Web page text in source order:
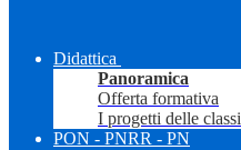
Didattica
Panoramica
Offerta formativa
I progetti delle classi
PON - PNRR - PN